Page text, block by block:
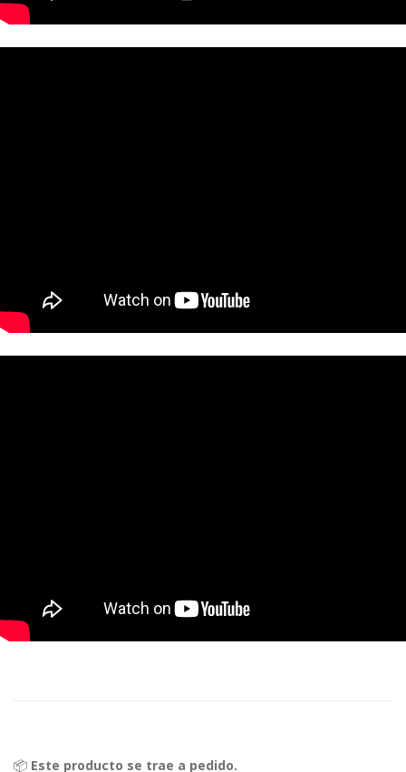
📦 Este producto se trae a pedido.